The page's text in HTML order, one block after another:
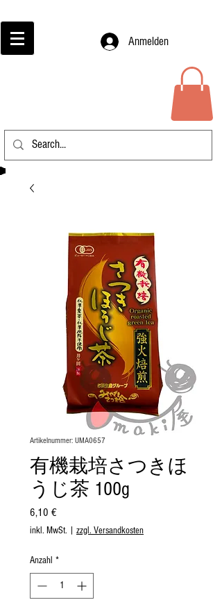
Anmelden
Artikelnummer: UMA0657
有機栽培さつきほ
うじ茶 100g
6,10 €Preis
inkl. MwSt. zzgl. Versandkosten
Anzahl *